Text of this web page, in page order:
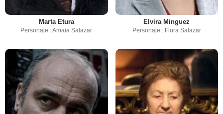
Marta Etura
Personaje : Amaia Salazar
Elvira Minguez
Personaje : Flora Salazar